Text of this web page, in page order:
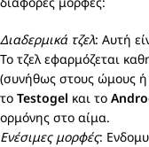
Διαδερμικά τζελ: Αυτή
Το τζελ εφαρμόζεται
(συνήθως στους ώμους ή
το Testogel και το
ορμόνης στο αίμα.
Ενέσιμες μορφές: